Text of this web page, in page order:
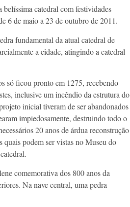
catedral com festividades
6 de maio a 23 de outubro de 2011.
fundamental da atual catedral de
a cidade, atingindo a catedral
só ficou pronto em 1275, recebendo
inclusive um incêndio da estrutura do
inicial tiveram de ser abandonados
impiedosamente, destruindo todo o
20 anos de árdua reconstrução
quais podem ser vistas no Museu do
comemorativa dos 800 anos da
Na nave central, uma pedra